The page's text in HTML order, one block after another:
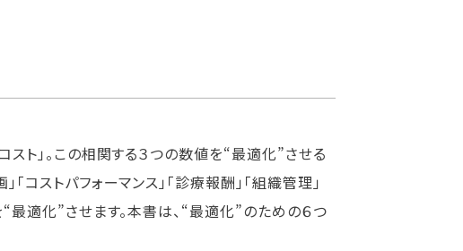
」。この相関する３つの数値を“最適化”させる
コストパフォーマンス」「診療報酬」「組織管理」
最適化”させます。本書は、“最適化”のための６つ